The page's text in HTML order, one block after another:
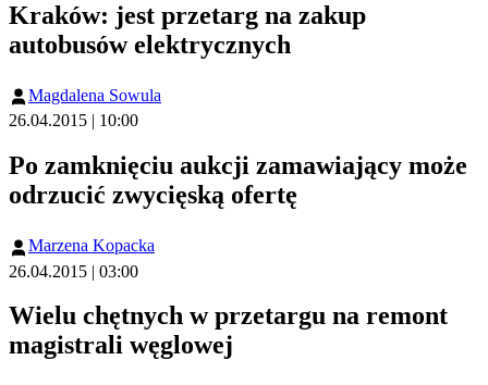
Kraków: jest przetarg na zakup
autobusów elektrycznych
Magdalena Sowula
26.04.2015 | 10:00
Po zamknięciu aukcji zamawiający może
odrzucić zwycięską ofertę
Marzena Kopacka
26.04.2015 | 03:00
Wielu chętnych w przetargu na remont
magistrali węglowej